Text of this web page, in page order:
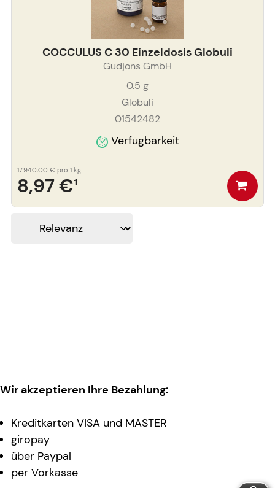
COCCULUS C 30 Einzeldosis Globuli
Gudjons GmbH
0.5 g
Globuli
01542482
Verfügbarkeit
8,97 €¹
17.940,00 € pro 1 kg
Wir akzeptieren Ihre Bezahlung:
Kreditkarten VISA und MASTER
giropay
über Paypal
per Vorkasse